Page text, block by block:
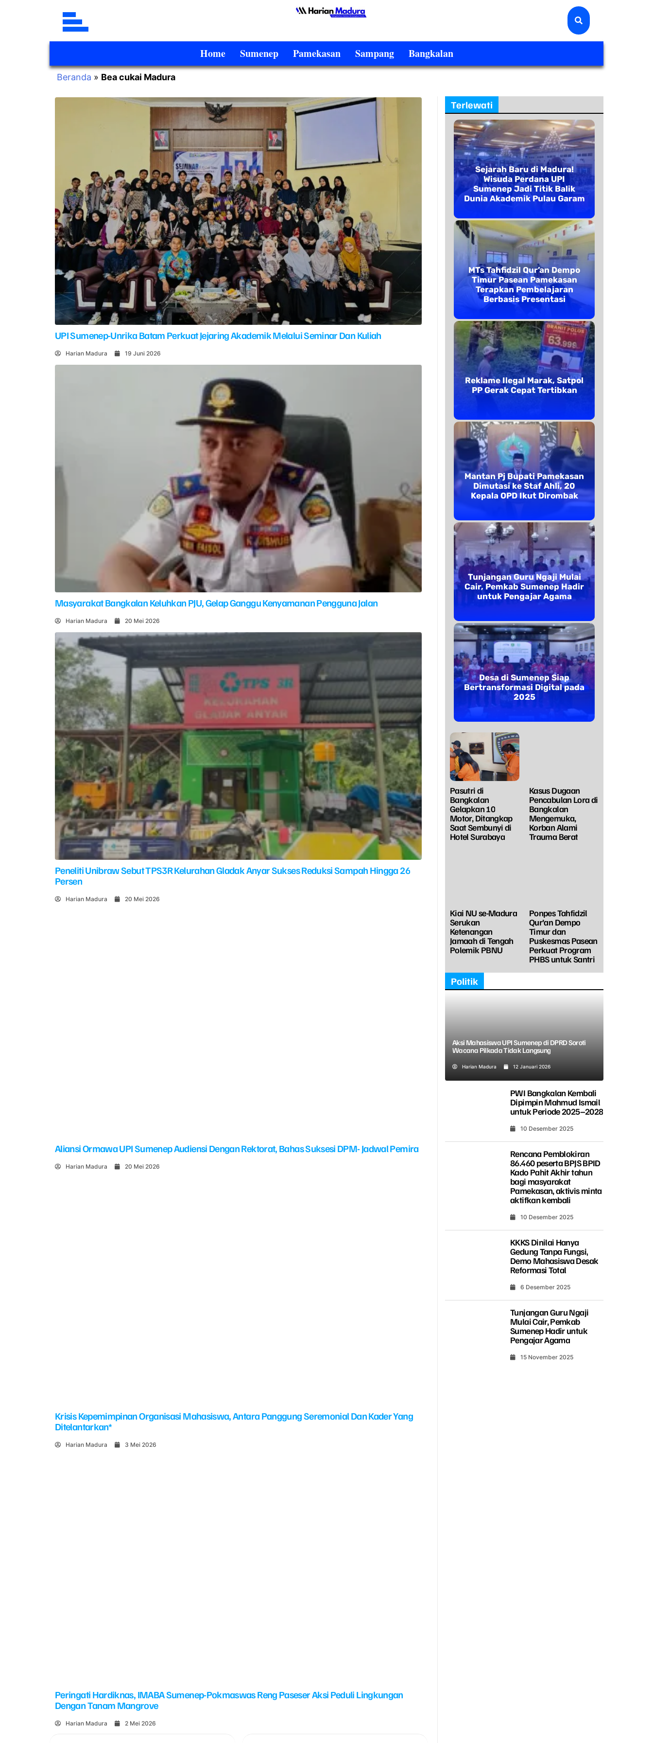
Home Sumenep Pamekasan Sampang Bangkalan
Beranda » Bea cukai Madura
UPI Sumenep-Unrika Batam Perkuat Jejaring Akademik Melalui Seminar Dan Kuliah
Harian Madura 19 Juni 2026
Masyarakat Bangkalan Keluhkan PJU, Gelap Ganggu Kenyamanan Pengguna Jalan
Harian Madura 20 Mei 2026
Peneliti Unibraw Sebut TPS3R Kelurahan Gladak Anyar Sukses Reduksi Sampah Hingga 26
Persen
Harian Madura 20 Mei 2026
Aliansi Ormawa UPI Sumenep Audiensi Dengan Rektorat, Bahas Suksesi DPM- Jadwal Pemira
Harian Madura 20 Mei 2026
Krisis Kepemimpinan Organisasi Mahasiswa, Antara Panggung Seremonial Dan Kader Yang
Ditelantarkan*
Harian Madura 3 Mei 2026
Peringati Hardiknas, IMABA Sumenep-Pokmaswas Reng Paseser Aksi Peduli Lingkungan
Dengan Tanam Mangrove
Harian Madura 2 Mei 2026
Terlewati
Pasutri di
Bangkalan
Gelapkan 10
Motor, Ditangkap
Saat Sembunyi di
Hotel Surabaya
Kasus Dugaan
Pencabulan Lora di
Bangkalan
Mengemuka,
Korban Alami
Trauma Berat
Kiai NU se-Madura
Serukan
Ketenangan
Jamaah di Tengah
Polemik PBNU
Ponpes Tahfidzil
Qur’an Dempo
Timur dan
Puskesmas Pasean
Perkuat Program
PHBS untuk Santri
Sejarah Baru di Madura!
Wisuda Perdana UPI
Sumenep Jadi Titik Balik
Dunia Akademik Pulau Garam
MTs Tahfidzil Qur’an Dempo
Timur Pasean Pamekasan
Terapkan Pembelajaran
Berbasis Presentasi
Reklame Ilegal Marak, Satpol
PP Gerak Cepat Tertibkan
Mantan Pj Bupati Pamekasan
Dimutasi ke Staf Ahli, 20
Kepala OPD Ikut Dirombak
Tunjangan Guru Ngaji Mulai
Cair, Pemkab Sumenep Hadir
untuk Pengajar Agama
Desa di Sumenep Siap
Bertransformasi Digital pada
2025
Politik
Aksi Mahasiswa UPI Sumenep di DPRD Soroti
Wacana Pilkada Tidak Langsung
Harian Madura 12 Januari 2026
PWI Bangkalan Kembali
Dipimpin Mahmud Ismail
untuk Periode 2025–2028
10 Desember 2025
Rencana Pemblokiran
86.460 peserta BPJS BPID
Kado Pahit Akhir tahun
bagi masyarakat
Pamekasan, aktivis minta
aktifkan kembali
10 Desember 2025
KKKS Dinilai Hanya
Gedung Tanpa Fungsi,
Demo Mahasiswa Desak
Reformasi Total
6 Desember 2025
Tunjangan Guru Ngaji
Mulai Cair, Pemkab
Sumenep Hadir untuk
Pengajar Agama
15 November 2025